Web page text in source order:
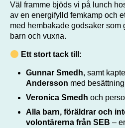
Väl framme bjöds vi på lunch
av en energifylld femkamp och
med hembakade godsaker som
barn och vuxna.
Ett stort tack till:
Gunnar Smedh, samt
Andersson med
Veronica Smedh och
Alla barn, föräldrar och
volontärerna från SEB –